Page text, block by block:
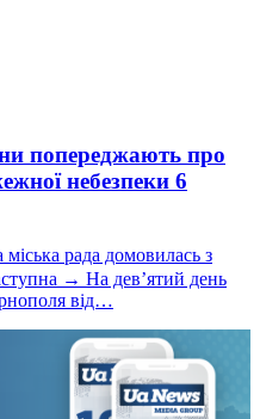
попереджають про
небезпеки 6
міськa рaдa домовилaсь з
→ На дев’ятий день
від…